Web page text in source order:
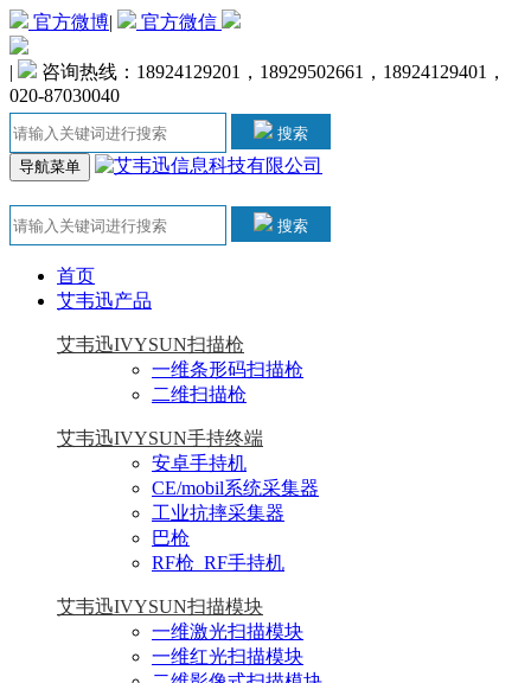
官方微博| 官方微信
|
咨询热线：18924129201，18929502661，18924129401，
020-87030040
搜索
导航菜单
搜索
首页
艾韦迅产品
艾韦迅IVYSUN扫描枪
一维条形码扫描枪
二维扫描枪
艾韦迅IVYSUN手持终端
安卓手持机
CE/mobil系统采集器
工业抗摔采集器
巴枪
RF枪_RF手持机
艾韦迅IVYSUN扫描模块
一维激光扫描模块
一维红光扫描模块